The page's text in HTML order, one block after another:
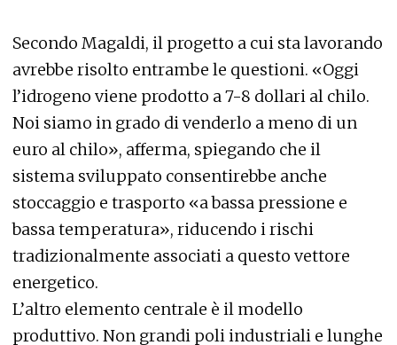
Secondo Magaldi, il progetto a cui sta lavorando
avrebbe risolto entrambe le questioni. «Oggi
l’idrogeno viene prodotto a 7-8 dollari al chilo.
Noi siamo in grado di venderlo a meno di un
euro al chilo», afferma, spiegando che il
sistema sviluppato consentirebbe anche
stoccaggio e trasporto «a bassa pressione e
bassa temperatura», riducendo i rischi
tradizionalmente associati a questo vettore
energetico.
L’altro elemento centrale è il modello
produttivo. Non grandi poli industriali e lunghe